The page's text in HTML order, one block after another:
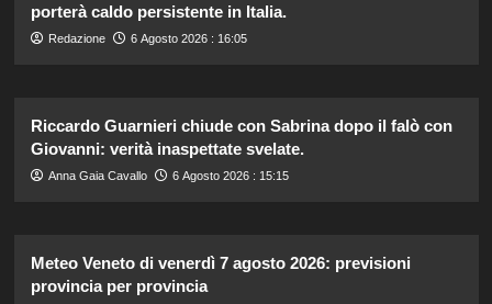
porterà caldo persistente in Italia.
Redazione 6 Agosto 2026 : 16:05
Riccardo Guarnieri chiude con Sabrina dopo il falò con
Giovanni: verità inaspettate svelate.
Anna Gaia Cavallo 6 Agosto 2026 : 15:15
Meteo Veneto di venerdì 7 agosto 2026: previsioni
provincia per provincia